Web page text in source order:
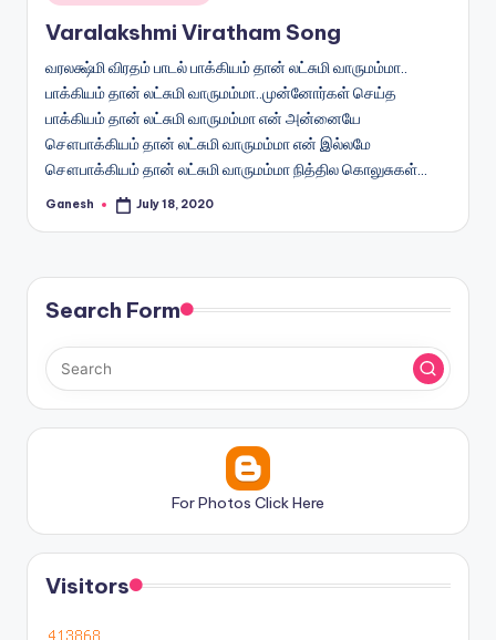
in
Varalakshmi Viratham Song
வரலக்ஷ்மி விரதம் பாடல் பாக்கியம் தான் லட்சுமி வாருமம்மா..
பாக்கியம் தான் லட்சுமி வாருமம்மா..முன்னோர்கள் செய்த
பாக்கியம் தான் லட்சுமி வாருமம்மா என் அன்னையே
சௌபாக்கியம் தான் லட்சுமி வாருமம்மா என் இல்லமே
சௌபாக்கியம் தான் லட்சுமி வாருமம்மா நித்தில கொலுசுகள்…
Posted
Ganesh July 18, 2020
Search Form
For Photos Click Here
Visitors